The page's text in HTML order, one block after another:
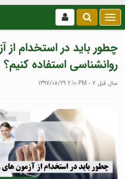
بازکردن
/
منو
چطور باید در استخدام از
روانشناسی استفاده کنیم؟
1397/08/29 2:10 PM - 7 سال قبل